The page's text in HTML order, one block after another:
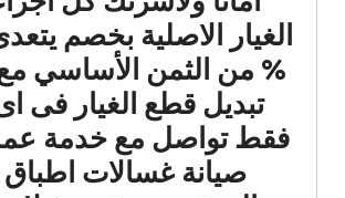
% من الثمن الأساسي
تبديل قطع الغيار فى
فقط تواصل مع خدمة
صيانة غسالات اطباق